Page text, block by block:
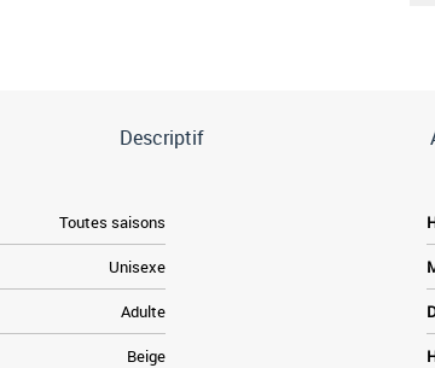
Descriptif
Toutes saisons
Unisexe
Adulte
Beige